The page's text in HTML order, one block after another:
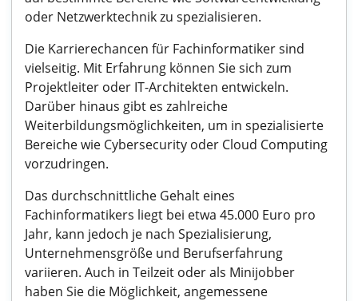
oder Netzwerktechnik zu spezialisieren.
Die Karrierechancen für Fachinformatiker sind
vielseitig. Mit Erfahrung können Sie sich zum
Projektleiter oder IT-Architekten entwickeln.
Darüber hinaus gibt es zahlreiche
Weiterbildungsmöglichkeiten, um in spezialisierte
Bereiche wie Cybersecurity oder Cloud Computing
vorzudringen.
Das durchschnittliche Gehalt eines
Fachinformatikers liegt bei etwa 45.000 Euro pro
Jahr, kann jedoch je nach Spezialisierung,
Unternehmensgröße und Berufserfahrung
variieren. Auch in Teilzeit oder als Minijobber
haben Sie die Möglichkeit, angemessene